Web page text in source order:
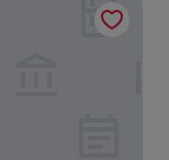
97 €